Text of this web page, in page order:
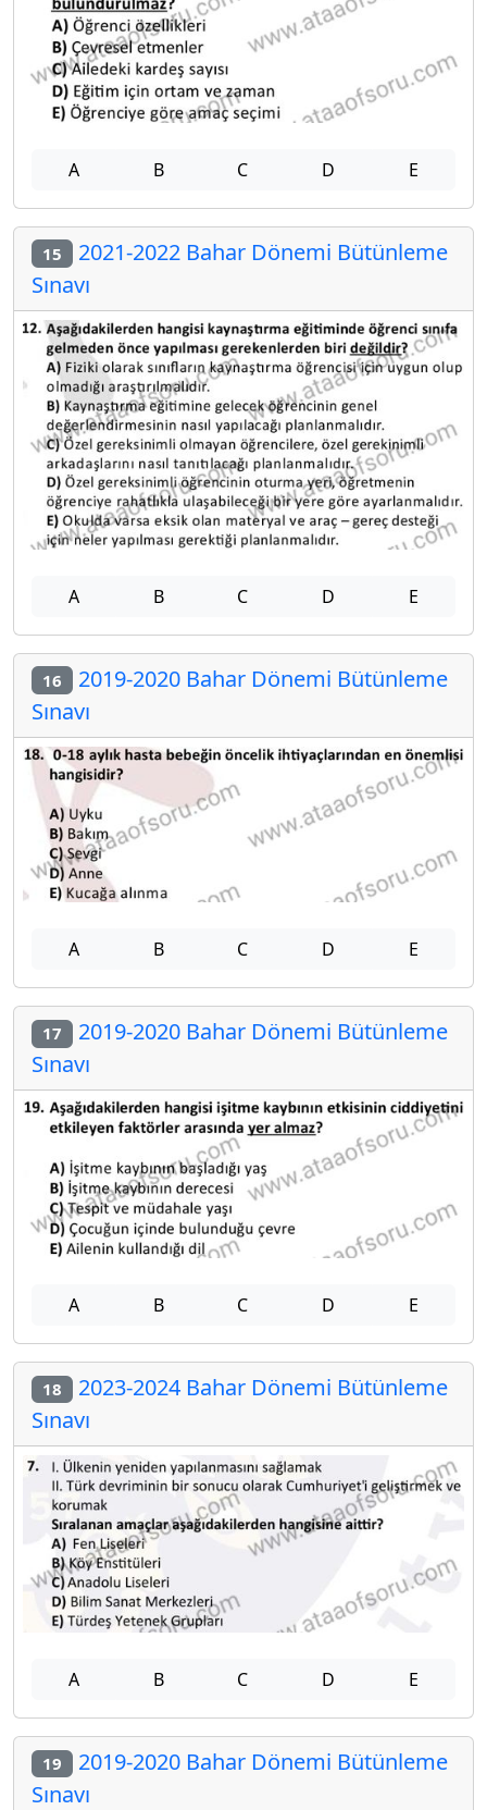
A B C D E
15 2021-2022 Bahar Dönemi Bütünleme
Sınavı
A B C D E
16 2019-2020 Bahar Dönemi Bütünleme
Sınavı
A B C D E
17 2019-2020 Bahar Dönemi Bütünleme
Sınavı
A B C D E
18 2023-2024 Bahar Dönemi Bütünleme
Sınavı
A B C D E
19 2019-2020 Bahar Dönemi Bütünleme
Sınavı